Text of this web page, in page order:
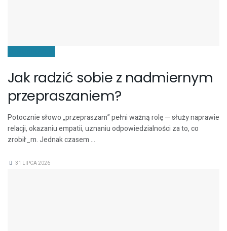
Jak radzić sobie z nadmiernym
przepraszaniem?
Potocznie słowo „przepraszam” pełni ważną rolę — służy naprawie
relacji, okazaniu empatii, uznaniu odpowiedzialności za to, co
zrobił_m. Jednak czasem ...
31 LIPCA 2026